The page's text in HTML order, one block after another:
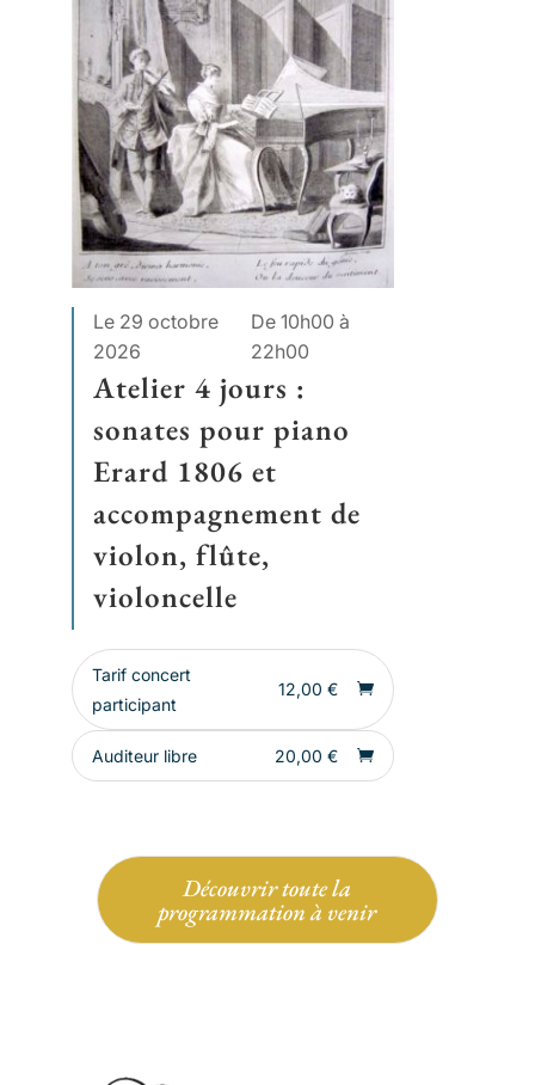
Le 29 octobre
2026
De 10h00 à
22h00
Atelier 4 jours :
sonates pour piano
Erard 1806 et
accompagnement de
violon, flûte,
violoncelle
Tarif concert
participant
12,00 €
Auditeur libre 20,00 €
Découvrir toute la
programmation à venir